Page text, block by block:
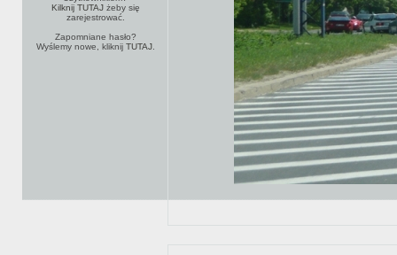
Kilknij TUTAJżeby się
zarejestrować.
Zapomniane hasło?
Wyślemy nowe, kliknij TUTAJ.